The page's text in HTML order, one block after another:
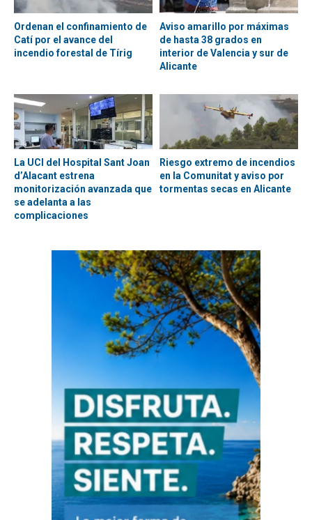
Ordenan el confinamiento de
Catí por el avance del
incendio forestal de Tírig
Aviso amarillo por máximas
de hasta 38 grados en
interior de Valencia y sur de
Alicante
La UCI del Hospital Sant Joan
d’Alacant estrena
monitorización avanzada que
se adelanta a las
complicaciones
Riesgo extremo de incendios
en la Comunitat y aviso por
tormentas secas en Alicante